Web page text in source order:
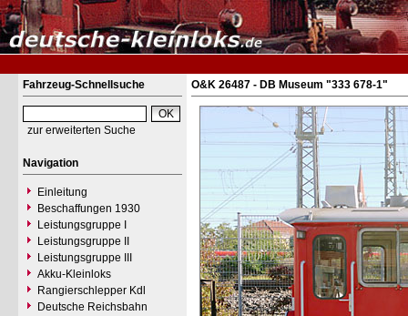
Fahrzeug-Schnellsuche
zur erweiterten Suche
Navigation
Einleitung
Beschaffungen 1930
Leistungsgruppe I
Leistungsgruppe II
Leistungsgruppe III
Akku-Kleinloks
Rangierschlepper Kdl
Deutsche Reichsbahn
O&K 26487 - DB Museum "333 678-1"